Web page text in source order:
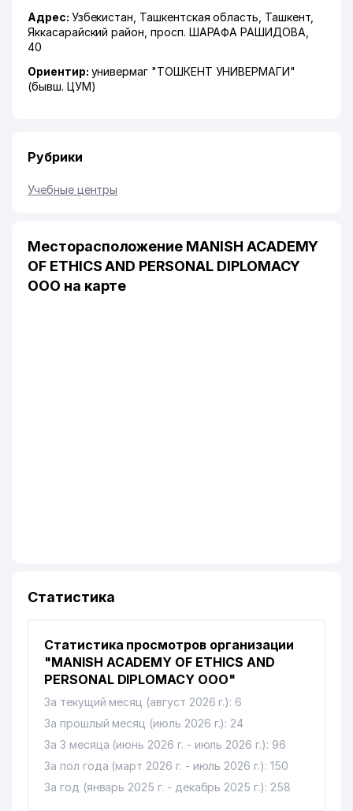
Адрес: Узбекистан, Ташкентская область Ташкент,
Яккасарайский район просп. ШАРАФА РАШИДОВА
40
Ориентир: универмаг "ТОШКЕНТ УНИВЕРМАГИ"
(бывш. ЦУМ)
Рубрики
Учебные центры
Месторасположение MANISH ACADEMY
OF ETHICS AND PERSONAL DIPLOMACY
ООО на карте
Статистика
Статистика просмотров организации
"MANISH ACADEMY OF ETHICS AND
PERSONAL DIPLOMACY ООО"
За текущий месяц (август 2026 г.): 6
За прошлый месяц (июль 2026 г.): 24
За 3 месяца (июнь 2026 г. - июль 2026 г.): 96
За пол года (март 2026 г. - июль 2026 г.): 150
За год (январь 2025 г. - декабрь 2025 г.): 258